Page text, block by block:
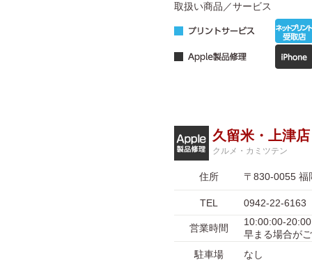
取扱い商品／サービス
久留米・上津店
クルメ・カミツテン
住所 〒830-0055 福
TEL 0942-22-6163
営業時間
10:00:00-
早まる場合が
駐車場
なし